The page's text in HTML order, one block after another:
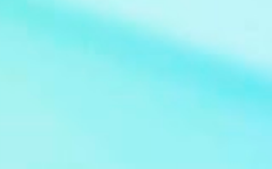
Original: I Dream of Jeannie) Bild: Jeannie at